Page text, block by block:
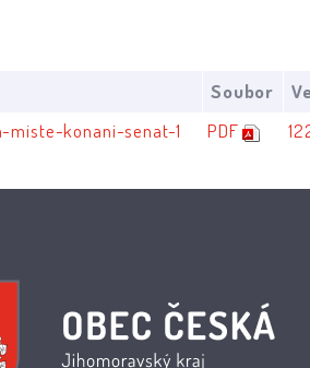
Soubor
miste-konani-senat-1
PDF